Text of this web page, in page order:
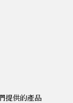
提供的產品